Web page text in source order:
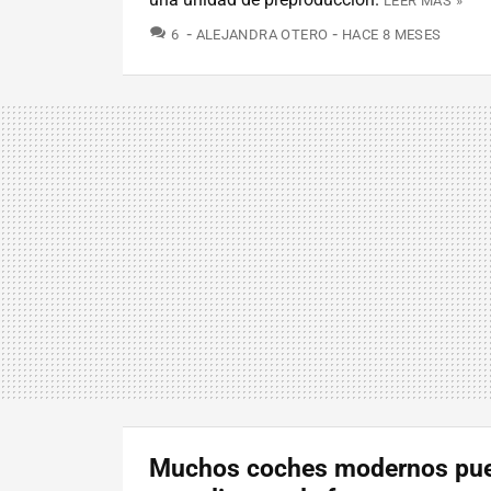
6 COMENTARIOS
ALEJANDRA OTERO HACE 8 MESES
Muchos coches modernos